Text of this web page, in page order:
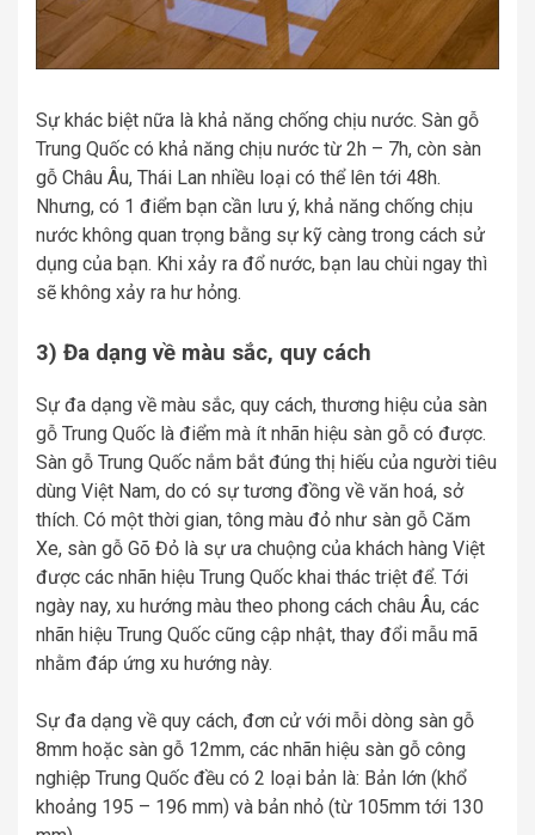
Sự khác biệt nữa là khả năng chống chịu nước. Sàn gỗ
Trung Quốc có khả năng chịu nước từ 2h – 7h, còn sàn
gỗ Châu Âu, Thái Lan nhiều loại có thể lên tới 48h.
Nhưng, có 1 điểm bạn cần lưu ý, khả năng chống chịu
nước không quan trọng bằng sự kỹ càng trong cách sử
dụng của bạn. Khi xảy ra đổ nước, bạn lau chùi ngay thì
sẽ không xảy ra hư hỏng.
3) Đa dạng về màu sắc, quy cách
Sự đa dạng về màu sắc, quy cách, thương hiệu của sàn
gỗ Trung Quốc là điểm mà ít nhãn hiệu sàn gỗ có được.
Sàn gỗ Trung Quốc nắm bắt đúng thị hiếu của người tiêu
dùng Việt Nam, do có sự tương đồng về văn hoá, sở
thích. Có một thời gian, tông màu đỏ như sàn gỗ Căm
Xe, sàn gỗ Gõ Đỏ là sự ưa chuộng của khách hàng Việt
được các nhãn hiệu Trung Quốc khai thác triệt để. Tới
ngày nay, xu hướng màu theo phong cách châu Âu, các
nhãn hiệu Trung Quốc cũng cập nhật, thay đổi mẫu mã
nhằm đáp ứng xu hướng này.
Sự đa dạng về quy cách, đơn cử với mỗi dòng sàn gỗ
8mm hoặc sàn gỗ 12mm, các nhãn hiệu sàn gỗ công
nghiệp Trung Quốc đều có 2 loại bản là: Bản lớn (khổ
khoảng 195 – 196 mm) và bản nhỏ (từ 105mm tới 130